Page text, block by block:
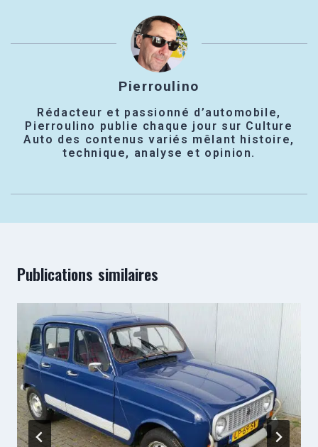
Pierroulino
Rédacteur et passionné d’automobile,
Pierroulino publie chaque jour sur Culture
Auto des contenus variés mêlant histoire,
technique, analyse et opinion.
Publications similaires